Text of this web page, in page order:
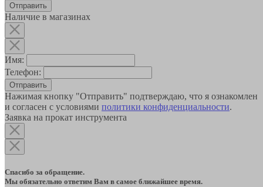
Наличие в магазинах
Имя:
Телефон:
Отправить
Нажимая кнопку "Отправить" подтверждаю, что я ознакомлен
и согласен с условиями политики конфиденциальности.
Заявка на прокат инструмента
Спасибо за обращение.
Мы обязательно ответим Вам в самое ближайшее время.